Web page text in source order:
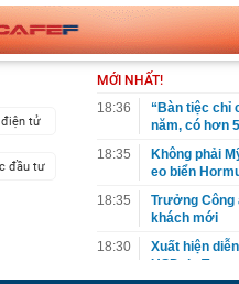
điện tử
đầu tư
MỚI NHẤT!
18:36
“Bàn tiệc chỉ
năm, có hơn
18:35
Không phải
eo biển
18:35
Trưởng Công
khách mới
18:30
Xuất hiện
USD do